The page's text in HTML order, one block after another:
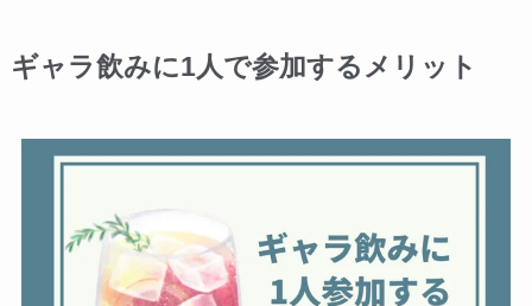
ギャラ飲みに1人で参加するメリット